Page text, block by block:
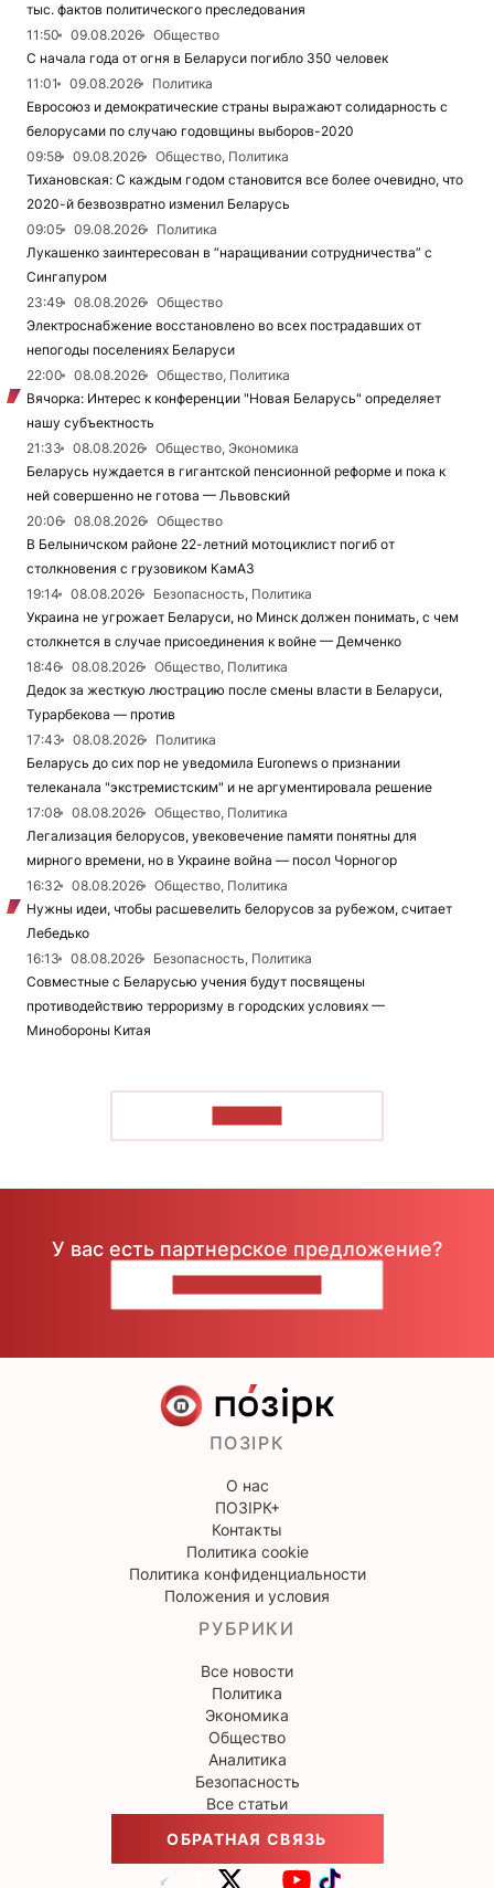
тыс. фактов политического преследования
11:50
09.08.2026
Общество
С начала года от огня в Беларуси погибло 350 человек
11:01
09.08.2026
Политика
Евросоюз и демократические страны выражают солидарность с
белорусами по случаю годовщины выборов-2020
09:58
09.08.2026
Общество, Политика
Тихановская: С каждым годом становится все более очевидно, что
2020-й безвозвратно изменил Беларусь
09:05
09.08.2026
Политика
Лукашенко заинтересован в “наращивании сотрудничества” с
Сингапуром
23:49
08.08.2026
Общество
Электроснабжение восстановлено во всех пострадавших от
непогоды поселениях Беларуси
22:00
08.08.2026
Общество, Политика
Вячорка: Интерес к конференции "Новая Беларусь" определяет
нашу субъектность
21:33
08.08.2026
Общество, Экономика
Беларусь нуждается в гигантской пенсионной реформе и пока к
ней совершенно не готова — Львовский
20:06
08.08.2026
Общество
В Белыничском районе 22-летний мотоциклист погиб от
столкновения с грузовиком КамАЗ
19:14
08.08.2026
Безопасность, Политика
Украина не угрожает Беларуси, но Минск должен понимать, с чем
столкнется в случае присоединения к войне — Демченко
18:46
08.08.2026
Общество, Политика
Дедок за жесткую люстрацию после смены власти в Беларуси,
Турарбекова — против
17:43
08.08.2026
Политика
Беларусь до сих пор не уведомила Euronews о признании
телеканала "экстремистским" и не аргументировала решение
17:08
08.08.2026
Общество, Политика
Легализация белорусов, увековечение памяти понятны для
мирного времени, но в Украине война — посол Чорногор
16:32
08.08.2026
Общество, Политика
Нужны идеи, чтобы расшевелить белорусов за рубежом, считает
Лебедько
16:13
08.08.2026
Безопасность, Политика
Совместные с Беларусью учения будут посвящены
противодействию терроризму в городских условиях —
Минобороны Китая
У вас есть партнерское предложение?
ПОЗІРК
О нас
ПОЗІРК+
Контакты
Политика cookie
Политика конфиденциальности
Положения и условия
РУБРИКИ
Все новости
Политика
Экономика
Общество
Аналитика
Безопасность
Все статьи
ОБРАТНАЯ СВЯЗЬ